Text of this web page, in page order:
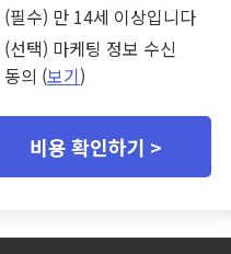
(필수) 만 14세 이상입니다
(선택) 마케팅 정보 수신
동의 (보기)
비용 확인하기 >